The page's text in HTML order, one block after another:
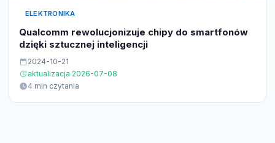
ELEKTRONIKA
Qualcomm rewolucjonizuje chipy do smartfonów
dzięki sztucznej inteligencji
2024-10-21
aktualizacja 2026-07-08
4 min czytania